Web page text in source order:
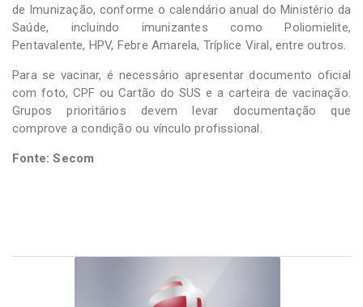
de Imunização, conforme o calendário anual do Ministério da
Saúde, incluindo imunizantes como Poliomielite,
Pentavalente, HPV, Febre Amarela, Tríplice Viral, entre outros.
Para se vacinar, é necessário apresentar documento oficial
com foto, CPF ou Cartão do SUS e a carteira de vacinação.
Grupos prioritários devem levar documentação que
comprove a condição ou vínculo profissional.
Fonte: Secom